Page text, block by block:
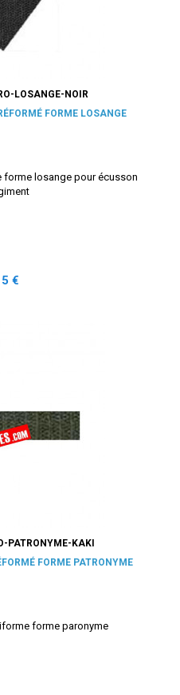
LOSANGE-NOIR
FORME LOSANGE
forme losange pour écusson
€
PATRONYME-KAKI
FORME PATRONYME
forme paronyme